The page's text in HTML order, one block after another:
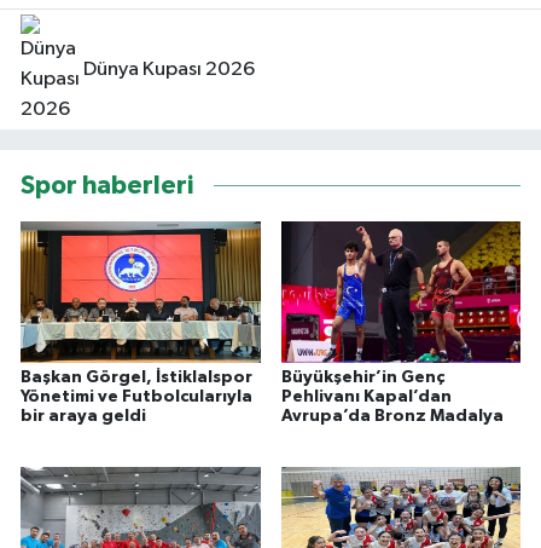
Dünya Kupası 2026
Spor haberleri
Başkan Görgel, İstiklalspor
Yönetimi ve Futbolcularıyla
bir araya geldi
Büyükşehir’in Genç
Pehlivanı Kapal’dan
Avrupa’da Bronz Madalya